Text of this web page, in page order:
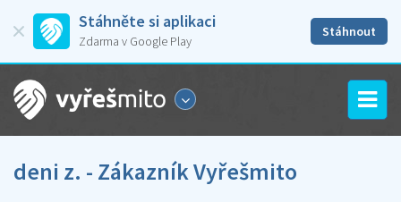
Stáhněte si aplikaci
Zdarma v Google Play
Stáhnout
deni z. - Zákazník Vyřešmito